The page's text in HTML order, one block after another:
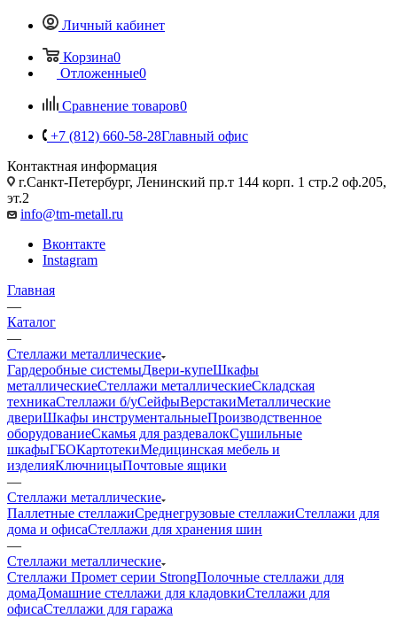
Личный кабинет
Корзина0
Отложенные0
Сравнение товаров0
+7 (812) 660-58-28Главный офис
Контактная информация
г.Санкт-Петербург, Ленинский пр.т 144 корп. 1 стр.2 оф.205,
эт.2
info@tm-metall.ru
Вконтакте
Instagram
Главная
—
Каталог
—
Стеллажи металлические
Гардеробные системыДвери-купеШкафы
металлическиеСтеллажи металлическиеСкладская
техникаСтеллажи б/уСейфыВерстакиМеталлические
двериШкафы инструментальныеПроизводственное
оборудованиеСкамья для раздевалокСушильные
шкафыГБОКартотекиМедицинская мебель и
изделияКлючницыПочтовые ящики
—
Стеллажи металлические
Паллетные стеллажиСреднегрузовые стеллажиСтеллажи для
дома и офисаСтеллажи для хранения шин
—
Стеллажи металлические
Стеллажи Промет серии StrongПолочные стеллажи для
домаДомашние стеллажи для кладовкиСтеллажи для
офисаСтеллажи для гаража